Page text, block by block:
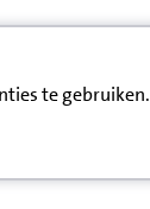
te gebruiken.